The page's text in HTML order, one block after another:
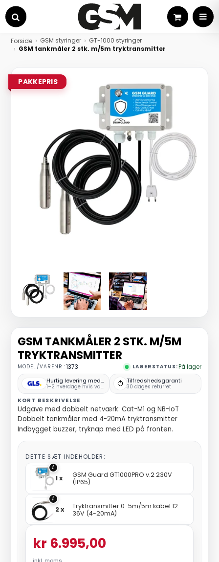
Søg
Kurv
Forside GSM styringer
GT-1000 styringer
GSM tankmåler 2 stk. m/5m tryktransmitter
PAKKEPRIS
GSM TANKMÅLER 2 STK. M/5M
TRYKTRANSMITTER
MODEL/VARENR.:1373 LAGERSTATUS:På lager
Hurtig levering med GLS
1–2 hverdage hvis varen er på lager
Tilfredshedsgaranti
30 dages returret
KORT BESKRIVELSE
Udgave med dobbelt netværk: Cat-M1 og NB-IoT
Dobbelt tankmåler med 4-20mA tryktransmitter
Indbygget buzzer, tryknap med LED på fronten.
DETTE SÆT INDEHOLDER:
i
1 x
GSM Guard GT1000PRO v.2 230V
(IP65)
i
2 x
Tryktransmitter 0-5m/5m kabel 12-
36V (4-20mA)
kr 6.995,00